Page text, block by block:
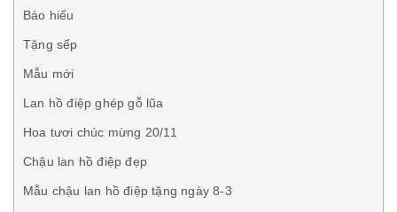
Báo hiếu
Tặng sếp
Mẫu mới
Lan hồ điệp ghép gỗ lũa
Hoa tươi chúc mừng 20/11
Chậu lan hồ điệp đẹp
Mẫu chậu lan hồ điệp tặng ngày 8-3